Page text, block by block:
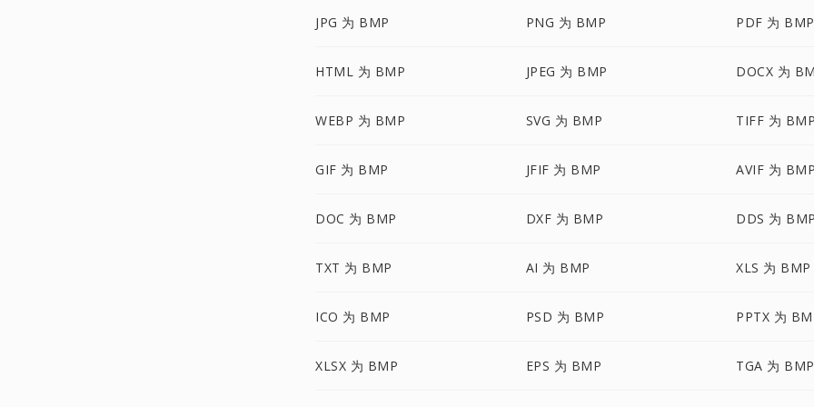
JPG 为 BMP PNG 为 BMP PDF 为 BMP
HTML 为 BMP JPEG 为 BMP DOCX 为
WEBP 为 BMP SVG 为 BMP TIFF 为 BMP
GIF 为 BMP JFIF 为 BMP AVIF 为 BMP
DOC 为 BMP DXF 为 BMP DDS 为 BMP
TXT 为 BMP AI 为 BMP XLS 为 BMP
ICO 为 BMP PSD 为 BMP PPTX 为
XLSX 为 BMP EPS 为 BMP TGA 为 BMP